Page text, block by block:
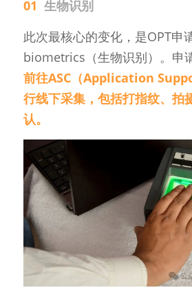
01 生物识别
此次最核心的变化，是OPT申
biometrics（生物识别）。申
前往ASC（Application
行线下采集，包括打指纹、拍
认。